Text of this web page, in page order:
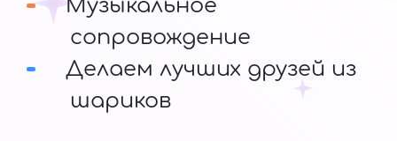
Музыкальное
сопровождение
Делаем лучших друзей из
шариков